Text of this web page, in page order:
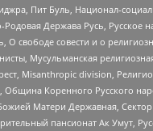
Пит Буль, Национал-
Держава Русь,
О свободе совести и о
Мусульманская
Misanthropic division,
Коренного Русского
Матери Державная,
пансионат Ак Умут,